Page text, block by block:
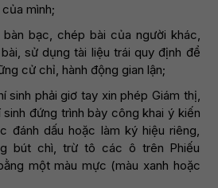
mình;
bạc, chép bài của người khác,
sử dụng tài liệu trái quy định để
cử chỉ, hành động gian lận;
sinh phải giơ tay xin phép Giám thị,
đứng trình bày công khai ý kiến
đánh dấu hoặc làm ký hiệu riêng,
bút chì, trừ tô các ô trên Phiếu
một màu mực (màu xanh hoặc